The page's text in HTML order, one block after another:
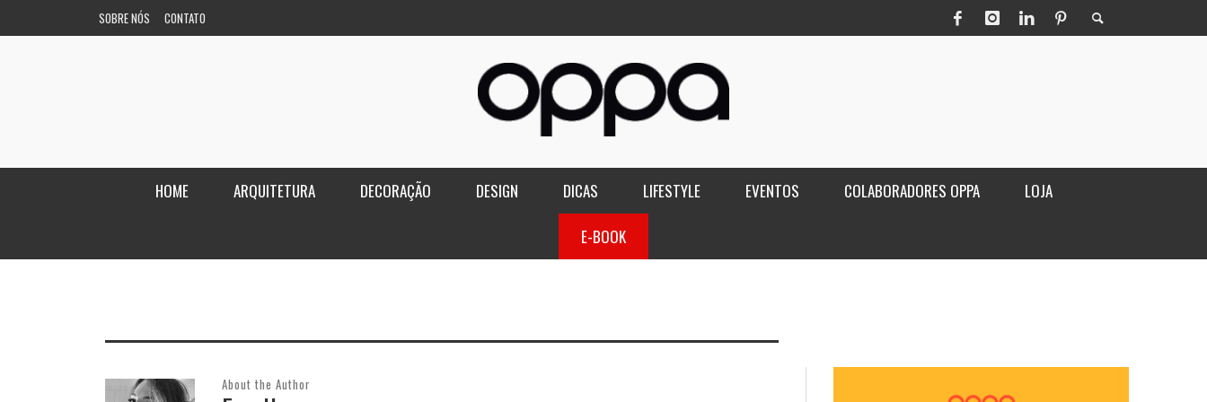
SOBRE NÓS CONTATO
HOME ARQUITETURA DECORAÇÃO DESIGN DICAS LIFESTYLE EVENTOS COLABORADORES OPPA LOJA
E-BOOK
About the Author